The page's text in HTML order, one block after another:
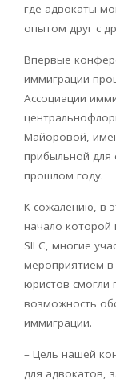
где адвокаты
опытом друг с
Впервые
иммиграции
Ассоциации
Майоровой,
прибыльной для
прошлом году.
К сожалению, в
начало которой
SILC, многие
мероприятием
юристов смогли
возможность
иммиграции.
– Цель нашей
для адвокатов,